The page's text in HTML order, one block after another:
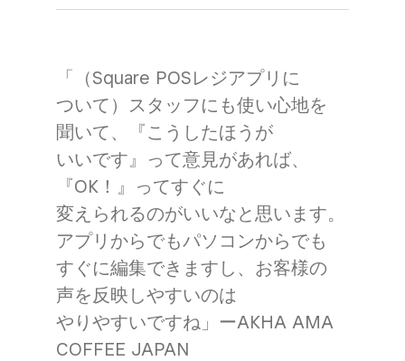
「（Square POSレジアプリに​
ついて）​スタッフにも​使い心地を​
聞いて、​『こうした​ほうが​
いいです』って​意見が​あれば、​
『OK！』って​すぐに​
変えられるのが​いいなと​思います。​
アプリからでも​パソコンからでも​
すぐに​編集できますし、​お客様の​
声を​反映しやすいのは​
やりやすいですね」ーAKHA AMA
COFFEE JAPAN